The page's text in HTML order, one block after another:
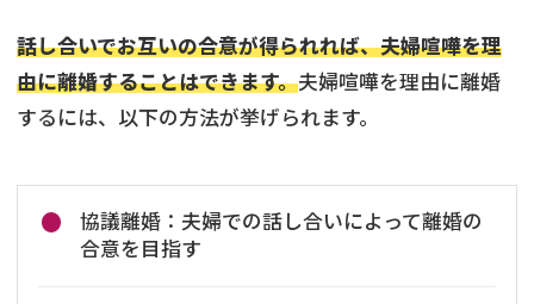
話し合いでお互いの合意が得られれば、夫婦喧嘩を理
由に離婚することはできます。夫婦喧嘩を理由に離婚
するには、以下の方法が挙げられます。
協議離婚：夫婦での話し合いによって離婚の
合意を目指す